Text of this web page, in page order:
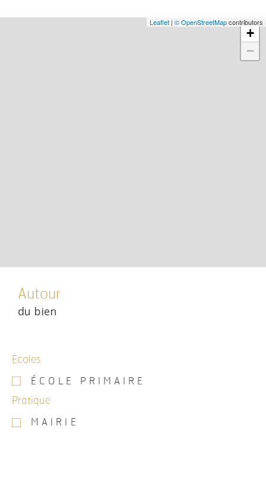
+
−
Leaflet | © OpenStreetMapcontributors
Autour
du bien
Ecoles
ÉCOLE PRIMAIRE
Pratique
MAIRIE